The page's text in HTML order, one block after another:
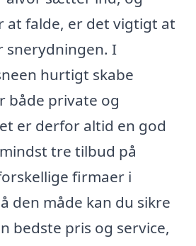
at falde, er det vigtigt at
snerydningen. I
hurtigt skabe
både private og
er derfor altid en god
tre tilbud på
firmaer i
den måde kan du sikre
bedste pris og service,